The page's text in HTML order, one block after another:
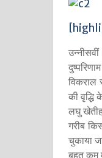
विकराल
की
लघु
गरीब
चुकाया
बहुत कम